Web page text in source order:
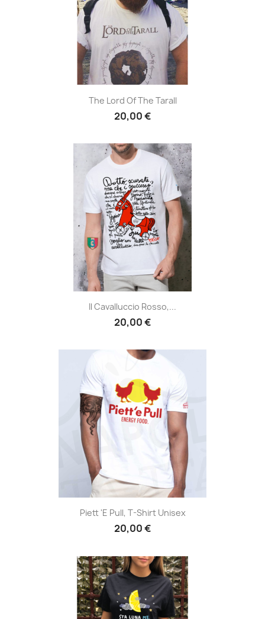
The Lord Of The Tarall
20,00 €
Il Cavalluccio Rosso,...
20,00 €
Piett 'e Pull, T-Shirt Unisex
20,00 €